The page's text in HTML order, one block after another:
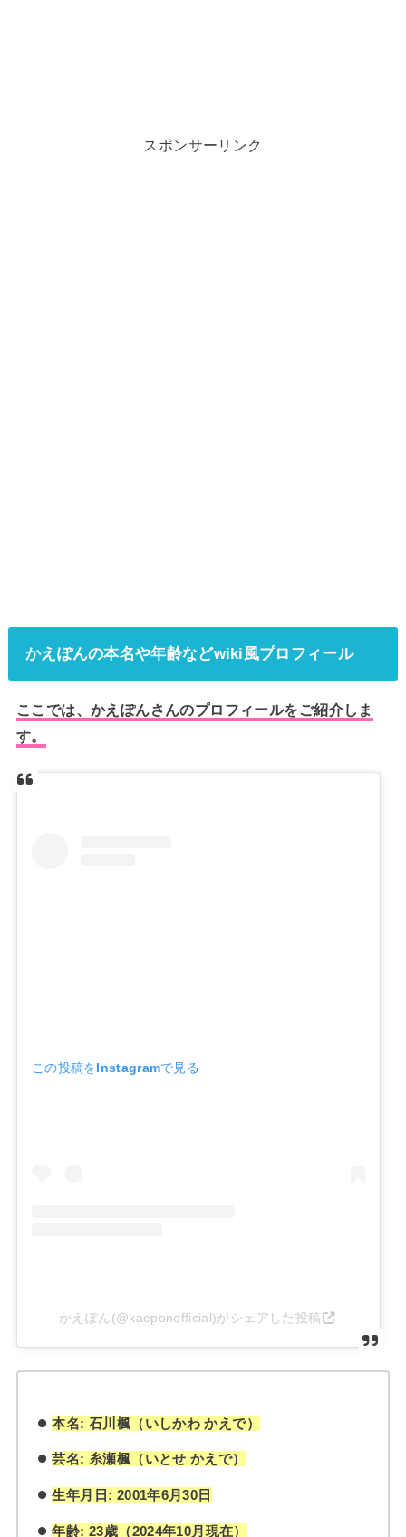
スポンサーリンク
かえぽんの本名や年齢などwiki風プロフィール
ここでは、かえぽんさんのプロフィールをご紹介しま
す。
この投稿をInstagramで見る
かえぽん(@kaeponofficial)がシェアした投稿
本名: 石川楓（いしかわ かえで）
芸名: 糸瀬楓（いとせ かえで）
生年月日: 2001年6月30日
年齢: 23歳（2024年10月現在）